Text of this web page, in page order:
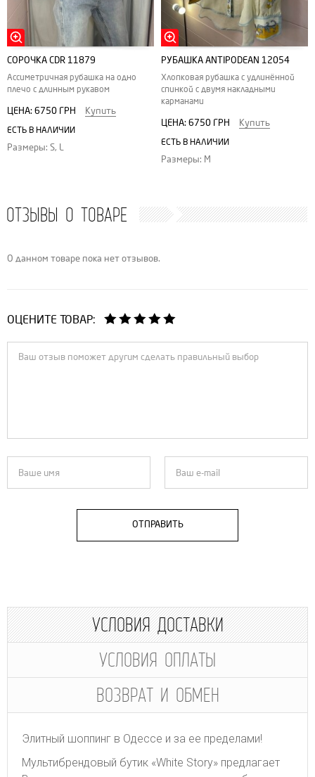
СОРОЧКА CDR 11879
Ассиметричная рубашка на одно
плечо с длинным рукавом
ЦЕНА: 6750 ГРН Купить
ЕСТЬ В НАЛИЧИИ
Размеры: S, L
РУБАШКА ANTIPODEAN 12054
Хлопковая рубашка с удлинённой
спинкой с двумя накладными
карманами
ЦЕНА: 6750 ГРН Купить
ЕСТЬ В НАЛИЧИИ
Размеры: M
ОТЗЫВЫ О ТОВАРЕ
О данном товаре пока нет отзывов.
ОЦЕНИТЕ ТОВАР:
ОТПРАВИТЬ
УСЛОВИЯ ДОСТАВКИ
УСЛОВИЯ ОПЛАТЫ
ВОЗВРАТ И ОБМЕН
Элитный шоппинг в Одессе и за ее пределами!
Мультибрендовый бутик «White Story» предлагает